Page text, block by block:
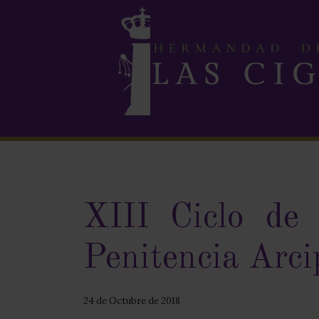
XIII Ciclo de
Penitencia
24 de Octubre de 2018